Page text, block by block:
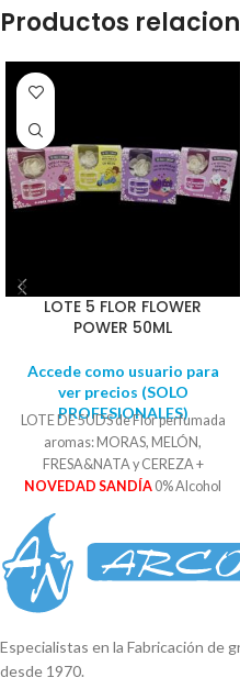
Productos
LOTE 5 FLOR FLOWER
POWER 50ML
Accede como usuario para
ver precios (SOLO
PROFESIONALES)
LOTE DE 5UDS de Flor perfumada
aromas: MORAS, MELÓN,
FRESA&NATA y CEREZA +
NOVEDAD SANDÍA 0% Alcohol
Instrucciones: Quitar el tapón,
introducir la flor en el frasco. La flor
absorbe el perfume en su interior
ambientando durante más de 30
Especialistas en la Fabricación de
desde 1970.